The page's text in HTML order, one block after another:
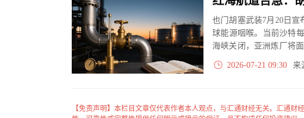
也门胡塞武装7月20日
球能源咽喉。当前沙特
海峡关闭，亚洲炼厂将
石油供应面临...
2026-07-21 09:30 来
【免责声明】本栏目文章仅代表作者本人观点，与汇通财经无关。汇通